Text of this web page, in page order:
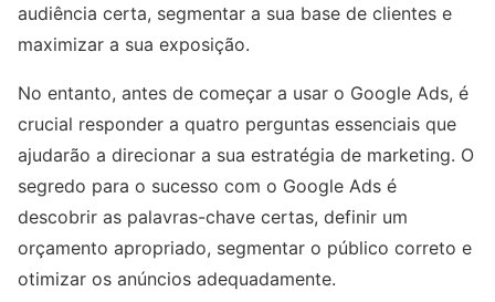
audiência certa, segmentar a sua base de clientes e
maximizar a sua exposição.
No entanto, antes de começar a usar o Google Ads, é
crucial responder a quatro perguntas essenciais que
ajudarão a direcionar a sua estratégia de marketing. O
segredo para o sucesso com o Google Ads é
descobrir as palavras-chave certas, definir um
orçamento apropriado, segmentar o público correto e
otimizar os anúncios adequadamente.